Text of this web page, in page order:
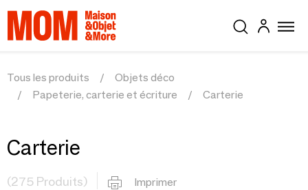
Tous les produits
Objets déco
Papeterie, carterie et écriture
Carterie
Carterie
(275 Produits) Imprimer